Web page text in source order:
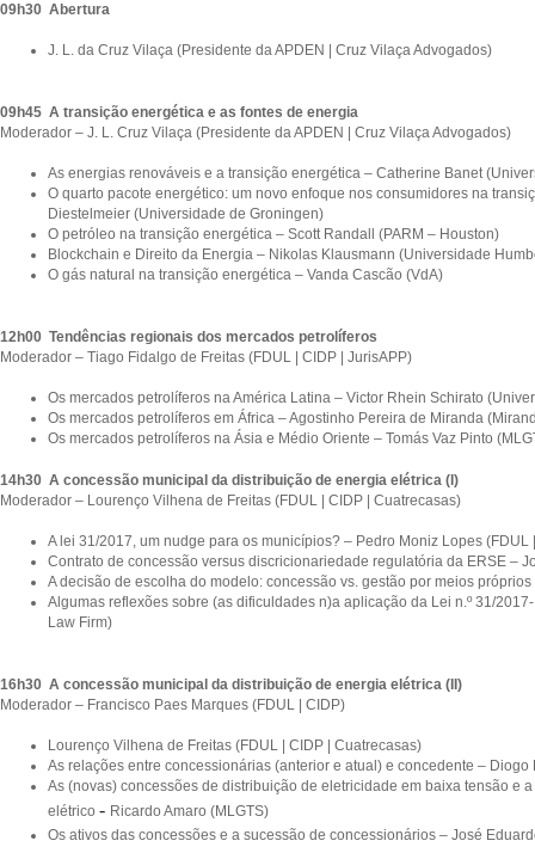
09h30 Abertura
J. L. da Cruz Vilaça (Presidente da APDEN | Cruz Vilaça Advogados)
09h45 A transição energética e as fontes de energia
Moderador – J. L. Cruz Vilaça (Presidente da APDEN | Cruz Vilaça Advogados)
As energias renováveis e a transição energética – Catherine Banet
O quarto pacote energético: um novo enfoque nos consumidores na
Diestelmeier (Universidade de Groningen)
O petróleo na transição energética – Scott Randall (PARM – Houston)
Blockchain e Direito da Energia – Nikolas Klausmann (Universidade
O gás natural na transição energética – Vanda Cascão (VdA)
12h00 Tendências regionais dos mercados petrolíferos
Moderador – Tiago Fidalgo de Freitas (FDUL | CIDP | JurisAPP)
Os mercados petrolíferos na América Latina – Victor Rhein Schirato
Os mercados petrolíferos em África – Agostinho Pereira de Miranda
Os mercados petrolíferos na Ásia e Médio Oriente – Tomás Vaz Pinto
14h30 A concessão municipal da distribuição de energia elétrica (I)
Moderador – Lourenço Vilhena de Freitas (FDUL | CIDP | Cuatrecasas)
A lei 31/2017, um nudge para os municípios? – Pedro Moniz Lopes (FDUL
Contrato de concessão versus discricionariedade regulatória da ERSE –
A decisão de escolha do modelo: concessão vs. gestão por meios
Algumas reflexões sobre (as dificuldades n)a aplicação da Lei n.º 31/
Law Firm)
16h30 A concessão municipal da distribuição de energia elétrica (II)
Moderador – Francisco Paes Marques (FDUL | CIDP)
Lourenço Vilhena de Freitas (FDUL | CIDP | Cuatrecasas)
As relações entre concessionárias (anterior e atual) e concedente – Diogo
As (novas) concessões de distribuição de eletricidade em baixa tensão e
elétrico - Ricardo Amaro (MLGTS)
Os ativos das concessões e a sucessão de concessionários – José